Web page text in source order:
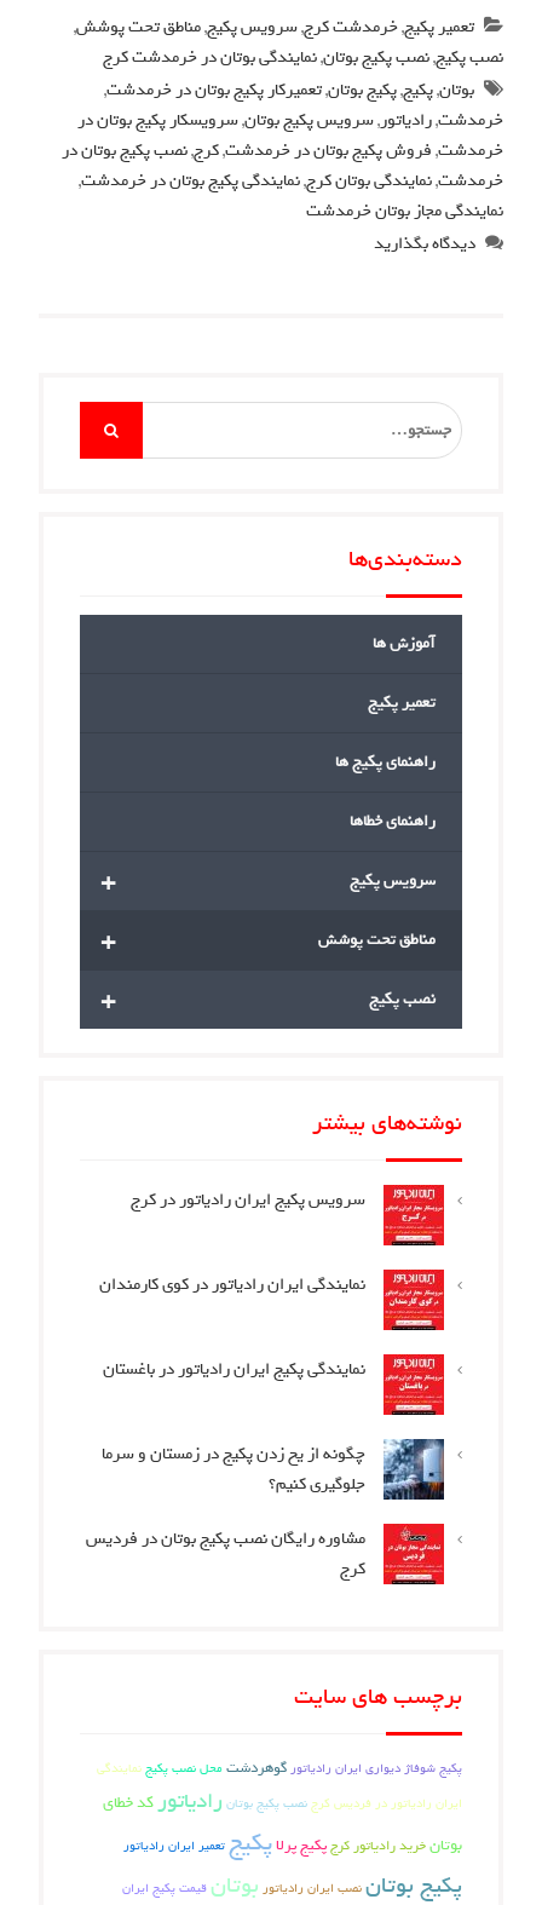
تعمیر پکیج,خرمدشت کرج,سرویس پکیج,مناطق تحت پوشش,
نصب پکیج,نصب پکیج بوتان,نمایندگی بوتان در خرمدشت کرج
بوتان,پکیج,پکیج بوتان,تعمیرکار پکیج بوتان در خرمدشت,
خرمدشت,رادیاتور,سرویس پکیج بوتان,سرویسکار پکیج بوتان در
خرمدشت,فروش پکیج بوتان در خرمدشت,کرج,نصب پکیج بوتان در
خرمدشت,نمایندگی بوتان کرج,نمایندگی پکیج بوتان در خرمدشت,
نمایندگی مجاز بوتان خرمدشت
دیدگاه بگذارید
Search
for:
دسته‌بندی‌ها
آموزش ها
تعمیر پکیج
راهنمای پکیج ها
راهنمای خطاها
+ سرویس پکیج
+ مناطق تحت پوشش
+ نصب پکیج
نوشته‌های بیشتر
سرویس پکیج ایران رادیاتور در کرج
نمایندگی ایران رادیاتور در کوی کارمندان
نمایندگی پکیج ایران رادیاتور در باغستان
چگونه از یخ زدن پکیج در زمستان و سرما
جلوگیری کنیم؟
مشاوره رایگان نصب پکیج بوتان در فردیس
کرج
برچسب های سایت
پکیج شوفاژ دیواری ایران رادیاتورگوهردشتمحل نصب پکیجنمایندگی
ایران رادیاتور در فردیس کرجنصب پکیج بوتان رادیاتورکد خطای
بوتانخرید رادیاتور کرجپکیج پرلاپکیجتعمیر ایران رادیاتور
پکیج بوتان نصب ایران رادیاتور بوتان قیمت پکیج ایران